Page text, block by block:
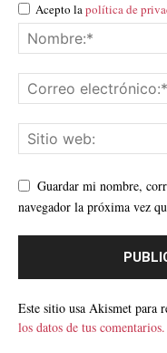
Acepto lapolítica de
Guardar mi nombre,
navegador la próxima vez
Este sitio usa Akismet para
los datos de tus comentarios.